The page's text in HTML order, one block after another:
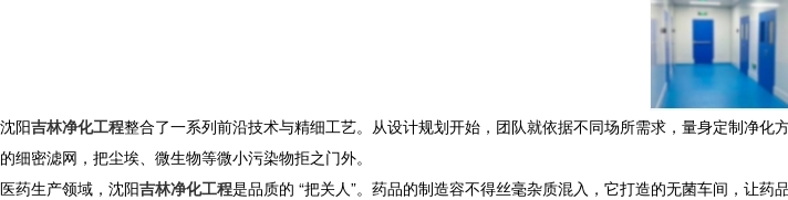
沈阳吉林净化工程整合了一系列前沿技术与精细工艺。从设计规划开始，团队就依据不同场所需求，量身定制净
的细密滤网，把尘埃、微生物等微小污染物拒之门外。
医药生产领域，沈阳吉林净化工程是品质的 “把关人”。药品的制造容不得丝毫杂质混入，它打造的无菌车间，让